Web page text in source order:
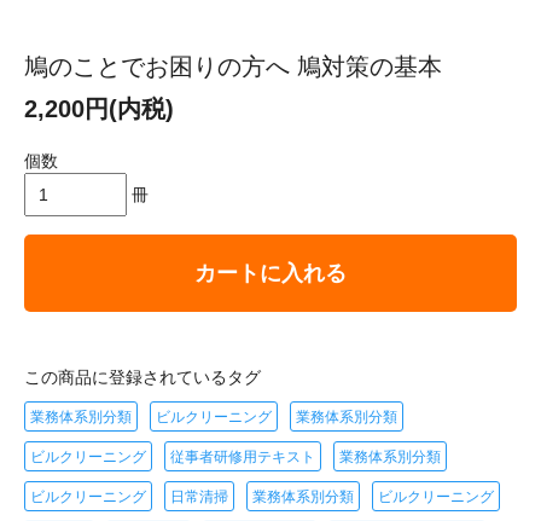
鳩のことでお困りの方へ 鳩対策の基本
2,200円(内税)
個数
冊
カートに入れる
この商品に登録されているタグ
業務体系別分類 ビルクリーニング 業務体系別分類
ビルクリーニング 従事者研修用テキスト 業務体系別分類
ビルクリーニング 日常清掃 業務体系別分類 ビルクリーニング